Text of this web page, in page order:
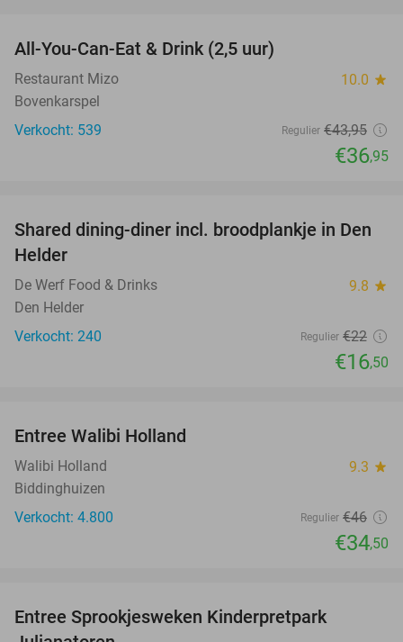
All-You-Can-Eat & Drink (2,5 uur)
Restaurant Mizo 10.0 star
Bovenkarspel
Verkocht: 539
Regulier €43,95
€36,95
25%
Shared dining-diner incl. broodplankje in Den
Helder
De Werf Food & Drinks 9.8 star
Den Helder
Verkocht: 240
Regulier €22
€16,50
Entree Walibi Holland
Walibi Holland 9.3 star
Biddinghuizen
Verkocht: 4.800
Regulier €46
€34,50
Entree Sprookjesweken Kinderpretpark